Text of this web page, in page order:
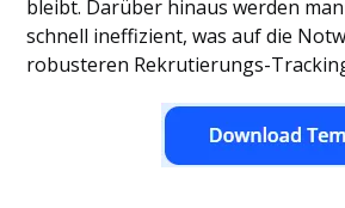
bleibt. Darüber hinaus werden
schnell ineffizient, was auf die
robusteren Rekrutierungs-